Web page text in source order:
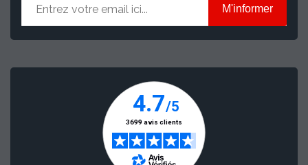
M'informer